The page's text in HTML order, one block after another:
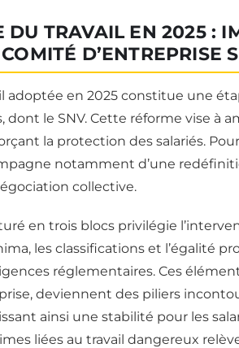
DU TRAVAIL EN 2025 :
D’ENTREPRISE
adoptée en 2025 constitue une
dont le SNV. Cette réforme vise à
la protection des salariés.
notamment d’une
collective.
en trois blocs privilégie
les classifications et l’égalité
réglementaires. Ces
deviennent des piliers
ainsi une stabilité pour les
liées au travail dangereux